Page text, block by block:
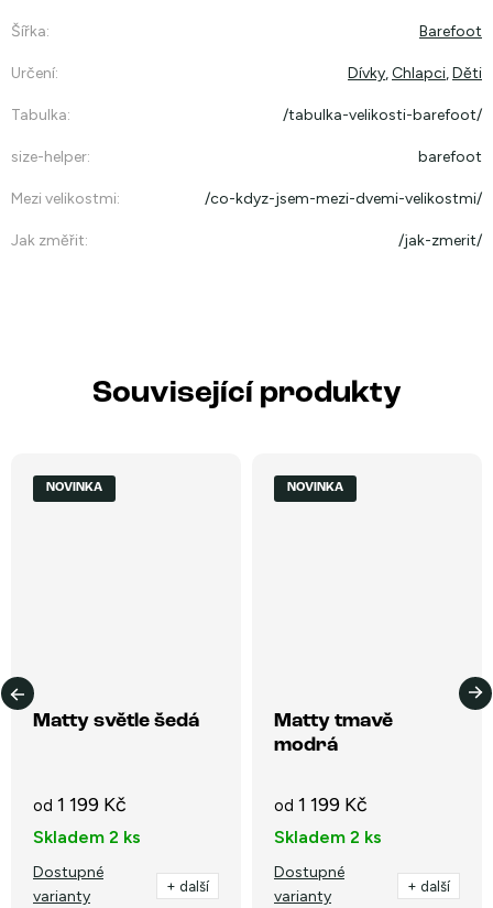
Šířka: Barefoot
Určení: Dívky,Chlapci,Děti
Tabulka: /tabulka-velikosti-barefoot/
size-helper: barefoot
Mezi velikostmi: /co-kdyz-jsem-mezi-dvemi-velikostmi/
Jak změřit: /jak-zmerit/
Související produkty
NOVINKA
Matty světle šedá
od 1 199 Kč
Skladem 2 ks
Dostupné
varianty
+ další
NOVINKA
Matty tmavě
modrá
od 1 199 Kč
Skladem 2 ks
Dostupné
varianty
+ další